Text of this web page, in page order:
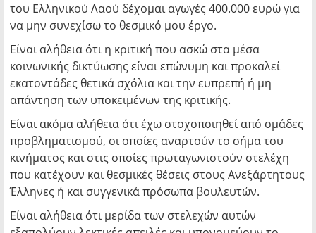
του Ελληνικού Λαού δέχομαι αγωγές 400.000 ευρώ για
να μην συνεχίσω το θεσμικό μου έργο.
Είναι αλήθεια ότι η κριτική που ασκώ στα μέσα
κοινωνικής δικτύωσης είναι επώνυμη και προκαλεί
εκατοντάδες θετικά σχόλια και την ευπρεπή ή μη
απάντηση των υποκειμένων της κριτικής.
Είναι ακόμα αλήθεια ότι έχω στοχοποιηθεί από ομάδες
προβληματισμού, οι οποίες αναρτούν το σήμα του
κινήματος και στις οποίες πρωταγωνιστούν στελέχη
που κατέχουν και θεσμικές θέσεις στους Ανεξάρτητους
Έλληνες ή και συγγενικά πρόσωπα βουλευτών.
Είναι αλήθεια ότι μερίδα των στελεχών αυτών